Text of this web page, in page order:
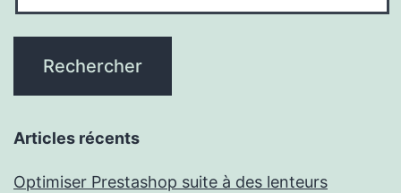
Articles récents
Optimiser Prestashop suite à des lenteurs